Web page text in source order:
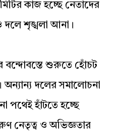
কাজ হচ্ছে নেতাদের
দলে শৃঙ্খলা আনা।
বন্দোবস্তে শুরুতে হোঁচট
দলের সমালোচনা
পথেই হাঁটতে হচ্ছে
নেতৃত্ব ও অভিজ্ঞতার